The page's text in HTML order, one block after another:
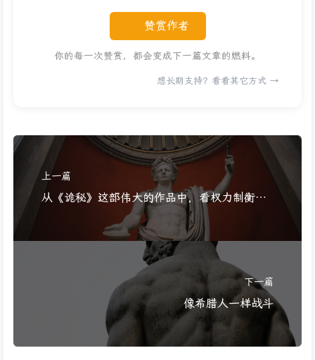
赞赏作者
你的每一次赞赏，都会变成下一篇文章的燃料。
想长期支持？看看其它方式 →
上一篇
从《诡秘》这部伟大的作品中，看权力制衡的
下一篇
像希腊人一样战斗